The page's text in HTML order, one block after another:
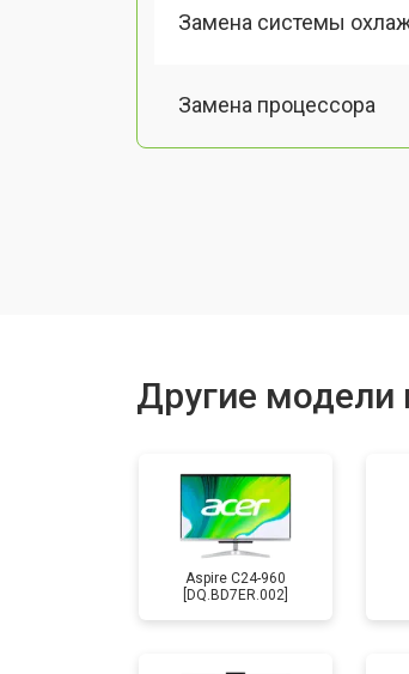
Замена системы
Замена процессора
Другие модели
Aspire C24-960
[DQ.BD7ER.002]